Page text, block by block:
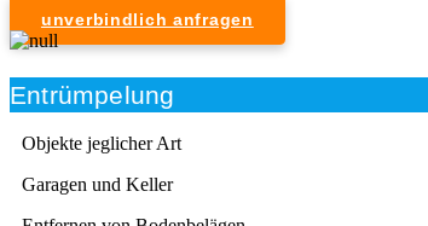
unverbindlich anfragen
Entrümpelung
Objekte jeglicher Art
Garagen und Keller